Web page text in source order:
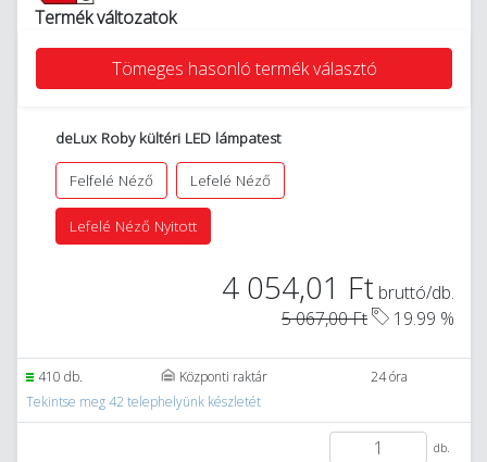
Termék változatok
Tömeges hasonló termék választó
deLux Roby kültéri LED lámpatest
Felfelé Néző Lefelé Néző
Lefelé Néző Nyitott
4 054,01 Ft bruttó/db.
5 067,00 Ft
19.99 %
410 db. Központi raktár
24 óra
Tekintse meg 42 telephelyünk készletét
db.